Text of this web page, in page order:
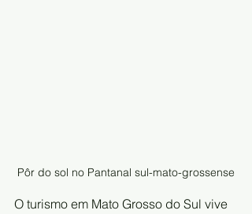
Pôr do sol no Pantanal sul-mato-grossense
O turismo em Mato Grosso do Sul vive